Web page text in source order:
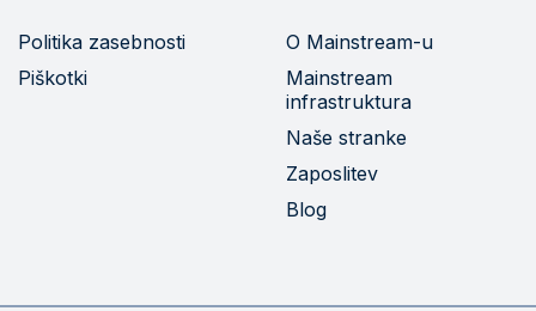
Politika zasebnosti
Piškotki
O Mainstream-u
Mainstream
infrastruktura
Naše stranke
Zaposlitev
Blog